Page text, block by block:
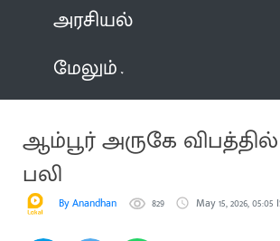
அரசியல்
மேலும்
ஆம்பூர் அருகே
பலி
By Anandhan 829 May 15, 2026, 05:05